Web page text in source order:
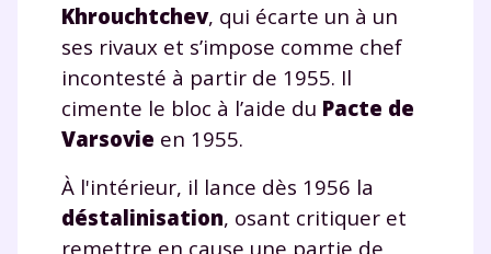
Khrouchtchev, qui écarte un à un
ses rivaux et s’impose comme chef
incontesté à partir de 1955. Il
cimente le bloc à l’aide du Pacte de
Varsovie en 1955.
À l'intérieur, il lance dès 1956 la
déstalinisation, osant critiquer et
remettre en cause une partie de